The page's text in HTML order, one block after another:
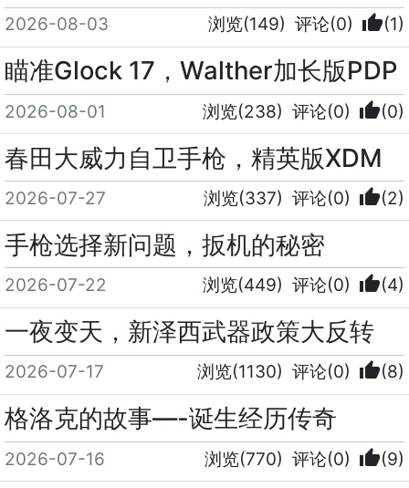
2026-08-03 浏览(149) 评论(0) thumb_up(1)
瞄准Glock 17，Walther加长版PDP
2026-08-01 浏览(238) 评论(0) thumb_up(0)
春田大威力自卫手枪，精英版XDM
2026-07-27 浏览(337) 评论(0) thumb_up(2)
手枪选择新问题，扳机的秘密
2026-07-22 浏览(449) 评论(0) thumb_up(4)
一夜变天，新泽西武器政策大反转
2026-07-17 浏览(1130) 评论(0) thumb_up(8)
格洛克的故事—-诞生经历传奇
2026-07-16 浏览(770) 评论(0) thumb_up(9)